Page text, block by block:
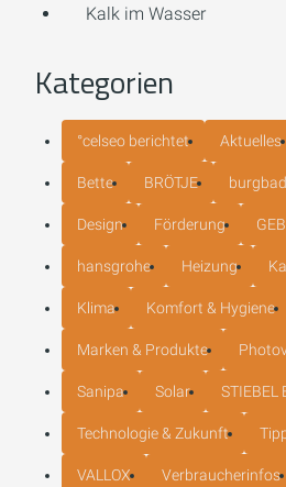
Kalk im Wasser
Kategorien
°celseo berichtet Aktuelles
Bette BRÖTJE burgbad
Design Förderung
hansgrohe Heizung
Klima Komfort & Hygiene
Marken & Produkte
Sanipa Solar STIEBEL
Technologie & Zukunft
VALLOX Verbraucherinfos